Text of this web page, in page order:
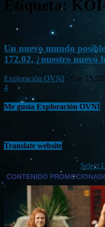
Etiqueta:
Un nuevo mundo
172.02, ¿nuestro nuevo
Exploración OVNI - Ene 13,
4
Me gusta Exploración OVNI
Translate website
Select